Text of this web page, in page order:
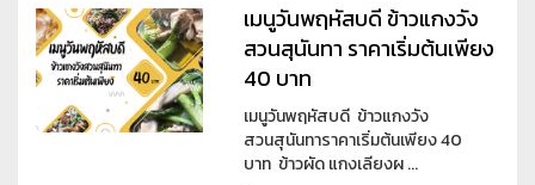
เมนูวันพฤหัสบดี ข้าวแกงวัง
สวนสุนันทา ราคาเริ่มต้นเพียง
40 บาท
เมนูวันพฤหัสบดี ข้าวแกงวัง
สวนสุนันทาราคาเริ่มต้นเพียง 40
บาท ข้าวผัด แกงเลียงผ ...